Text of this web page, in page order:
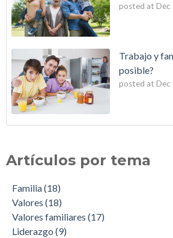
posted at Dec
Trabajo y
posible?
posted at Dec
Artículos por tema
Familia(18)
Valores (18)
Valores familiares (17)
Liderazgo (9)